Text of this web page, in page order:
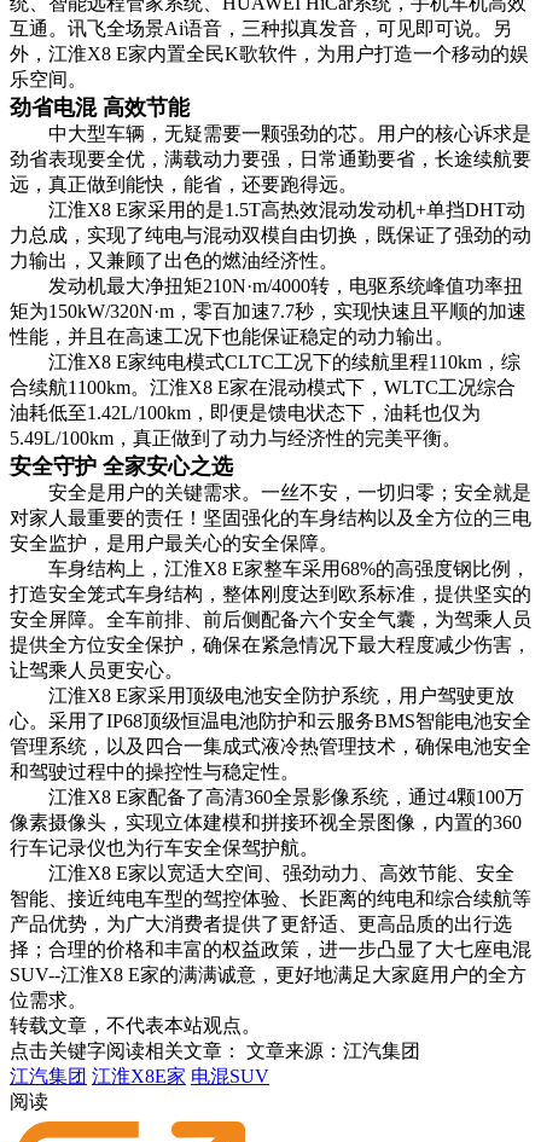
互通。讯飞全场景Ai语音，三种拟真发音，可见即可说。另
外，江淮X8 E家内置全民K歌软件，为用户打造一个移动的娱
乐空间。
劲省电混 高效节能
中大型车辆，无疑需要一颗强劲的芯。用户的核心诉求是
劲省表现要全优，满载动力要强，日常通勤要省，长途续航要
远，真正做到能快，能省，还要跑得远。
江淮X8 E家采用的是1.5T高热效混动发动机+单挡DHT动
力总成，实现了纯电与混动双模自由切换，既保证了强劲的动
力输出，又兼顾了出色的燃油经济性。
发动机最大净扭矩210N·m/4000转，电驱系统峰值功率扭
矩为150kW/320N·m，零百加速7.7秒，实现快速且平顺的加速
性能，并且在高速工况下也能保证稳定的动力输出。
江淮X8 E家纯电模式CLTC工况下的续航里程110km，综
合续航1100km。江淮X8 E家在混动模式下，WLTC工况综合
油耗低至1.42L/100km，即便是馈电状态下，油耗也仅为
5.49L/100km，真正做到了动力与经济性的完美平衡。
安全守护 全家安心之选
安全是用户的关键需求。一丝不安，一切归零；安全就是
对家人最重要的责任！坚固强化的车身结构以及全方位的三电
安全监护，是用户最关心的安全保障。
车身结构上，江淮X8 E家整车采用68%的高强度钢比例，
打造安全笼式车身结构，整体刚度达到欧系标准，提供坚实的
安全屏障。全车前排、前后侧配备六个安全气囊，为驾乘人员
提供全方位安全保护，确保在紧急情况下最大程度减少伤害，
让驾乘人员更安心。
江淮X8 E家采用顶级电池安全防护系统，用户驾驶更放
心。采用了IP68顶级恒温电池防护和云服务BMS智能电池安全
管理系统，以及四合一集成式液冷热管理技术，确保电池安全
和驾驶过程中的操控性与稳定性。
江淮X8 E家配备了高清360全景影像系统，通过4颗100万
像素摄像头，实现立体建模和拼接环视全景图像，内置的360
行车记录仪也为行车安全保驾护航。
江淮X8 E家以宽适大空间、强劲动力、高效节能、安全
智能、接近纯电车型的驾控体验、长距离的纯电和综合续航等
产品优势，为广大消费者提供了更舒适、更高品质的出行选
择；合理的价格和丰富的权益政策，进一步凸显了大七座电混
SUV--江淮X8 E家的满满诚意，更好地满足大家庭用户的全方
位需求。
转载文章，不代表本站观点。
点击关键字阅读相关文章：
文章来源：江汽集团
江汽集团 江淮X8E家 电混SUV
阅读